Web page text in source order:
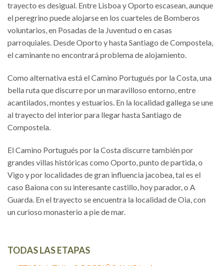
trayecto es desigual. Entre Lisboa y Oporto escasean, aunque
el peregrino puede alojarse en los cuarteles de Bomberos
voluntarios, en Posadas de la Juventud o en casas
parroquiales. Desde Oporto y hasta Santiago de Compostela,
el caminante no encontrará problema de alojamiento.
Como alternativa está el Camino Portugués por la Costa, una
bella ruta que discurre por un maravilloso entorno, entre
acantilados, montes y estuarios. En la localidad gallega se une
al trayecto del interior para llegar hasta Santiago de
Compostela.
El Camino Portugués por la Costa discurre también por
grandes villas históricas como Oporto, punto de partida, o
Vigo y por localidades de gran influencia jacobea, tal es el
caso Baiona con su interesante castillo, hoy parador, o A
Guarda. En el trayecto se encuentra la localidad de Oia, con
un curioso monasterio a pie de mar.
TODAS LAS ETAPAS